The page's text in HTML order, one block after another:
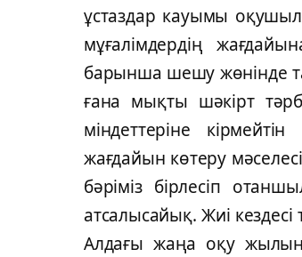
ұстаздар кауымы
мұғалімдердің
барынша шешу жөнінде
ғана мықты шәкірт
міндеттеріне
жағдайын көтеру
бәріміз бірлесіп
атсалысайық. Жиі
Алдағы жаңа оқу